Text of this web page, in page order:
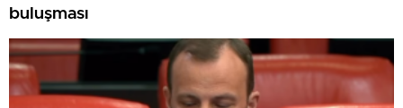
buluşması